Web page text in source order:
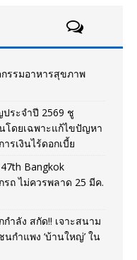
รรมอาหารสุขภาพ
ระจำปี 2569 ชู
โดยเฉพาะแก้ไขปัญหา
รเงินไร้ดอกเบี้ย
Bangkok
ถ ไม่ควรพลาด 25 มีค.
ำลัง สกัด!! เจาะสนาม
นกำแพง ‘บ้านใหญ่’ ใน